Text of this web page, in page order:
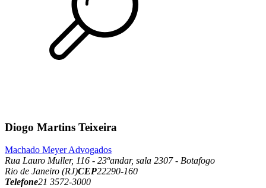
Diogo Martins Teixeira
Machado Meyer Advogados
Rua Lauro Muller, 116 - 23ºandar, sala 2307 - Botafogo
Rio de Janeiro (RJ)CEP22290-160
Telefone21 3572-3000